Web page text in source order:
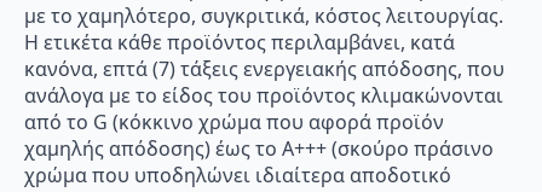
με το χαμηλότερο, συγκριτικά, κόστος λειτουργίας.
Η ετικέτα κάθε προϊόντος περιλαμβάνει, κατά
κανόνα, επτά (7) τάξεις ενεργειακής απόδοσης, που
ανάλογα με το είδος του προϊόντος κλιμακώνονται
από το G (κόκκινο χρώμα που αφορά προϊόν
χαμηλής απόδοσης) έως το Α+++ (σκούρο πράσινο
χρώμα που υποδηλώνει ιδιαίτερα αποδοτικό